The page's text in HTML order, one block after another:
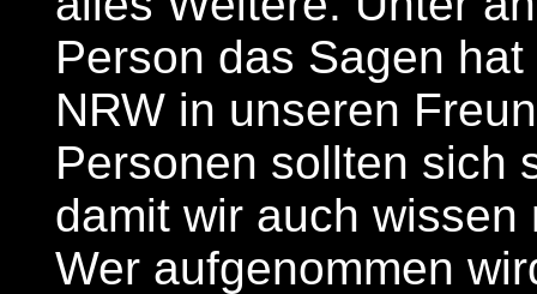
Person das Sagen
NRW in unseren
Personen sollten sich
damit wir auch
Wer aufgenommen